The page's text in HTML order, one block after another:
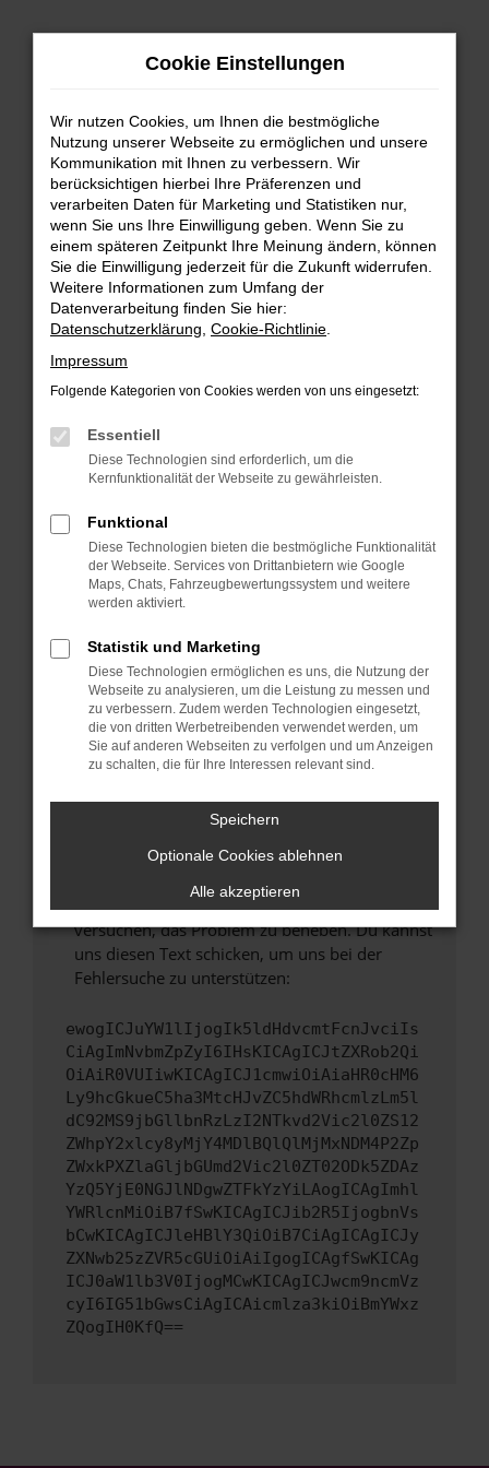
Zum
FEHLER: NETWORK ERROR
Beim Laden ist ein Fehler aufgetreten.
Hier sind ein paar Tipps, die dir helfen können:
Überprüfe deine Firewall und deine
Internetverbindung.
Laden andere Webseiten, zum Beispiel deine
Manche Erweiterungen, wie Werbeblocker,
verhindern. Funktioniert die Seite in einem
anderen Browser oder in einem privaten
Fenster?
Starte dein Gerät neu.
Probleme zu beheben.
Stelle sicher, dass dein Browser und dein
Betriebssystem auf dem neuesten Stand
sind.
Veraltete Software birgt nicht nur ein
Sicherheitsrisiko, sondern kann auch dazu
führen, dass bestimmte Funktionen nicht mehr
unterstützt werden.
Wende dich an den Webseitenbetreiber.
Wenn du alle oben genannten Schritte versucht
hast, kontaktiere uns bitte. Wir werden
versuchen, das Problem zu beheben. Du kannst
uns diesen Text schicken, um uns bei der
Fehlersuche zu unterstützen:
ewogICJuYW1lIjogIk5ldHdvcmtFcnJvciIs
CiAgImNvbmZpZyI6IHsKICAgICJtZXRob2Qi
OiAiR0VUIiwKICAgICJ1cmwiOiAiaHR0cHM6
Ly9hcGkueC5ha3MtcHJvZC5hdWRhcmlzLm5l
dC92MS9jbGllbnRzLzI2NTkvd2Vic2l0ZS12
ZWhpY2xlcy8yMjY4MDlBQlQlMjMxNDM4P2Zp
ZWxkPXZlaGljbGUmd2Vic2l0ZT02ODk5ZDAz
YzQ5YjE0NGJlNDgwZTFkYzYiLAogICAgImhl
YWRlcnMiOiB7fSwKICAgICJib2R5IjogbnVs
bCwKICAgICJleHBlY3QiOiB7CiAgICAgICJy
ZXNwb25zZVR5cGUiOiAiIgogICAgfSwKICAg
ICJ0aW1lb3V0IjogMCwKICAgICJwcm9ncmVz
cyI6IG51bGwsCiAgICAicmlza3kiOiBmYWxz
ZQogIH0KfQ==
Cookie Einstellungen
Wir nutzen Cookies, um Ihnen die bestmögliche
Nutzung unserer Webseite zu ermöglichen und unsere
Kommunikation mit Ihnen zu verbessern. Wir
berücksichtigen hierbei Ihre Präferenzen und
verarbeiten Daten für Marketing und Statistiken nur,
wenn Sie uns Ihre Einwilligung geben. Wenn Sie zu
einem späteren Zeitpunkt Ihre Meinung ändern, können
Sie die Einwilligung jederzeit für die Zukunft widerrufen.
Weitere Informationen zum Umfang der
Datenverarbeitung finden Sie hier:
Datenschutzerklärung Cookie-Richtlinie
Impressum
Folgende Kategorien von Cookies werden von uns eingesetzt:
Essentiell
Diese Technologien sind erforderlich, um die
Kernfunktionalität der Webseite zu gewährleisten.
Funktional
Diese Technologien bieten die bestmögliche Funktionalität
der Webseite. Services von Drittanbietern wie Google
Maps, Chats, Fahrzeugbewertungssystem und weitere
werden aktiviert.
Statistik und Marketing
Diese Technologien ermöglichen es uns, die Nutzung der
Webseite zu analysieren, um die Leistung zu messen und
zu verbessern. Zudem werden Technologien eingesetzt,
die von dritten Werbetreibenden verwendet werden, um
Sie auf anderen Webseiten zu verfolgen und um Anzeigen
zu schalten, die für Ihre Interessen relevant sind.
Speichern
Optionale Cookies ablehnen
Alle akzeptieren